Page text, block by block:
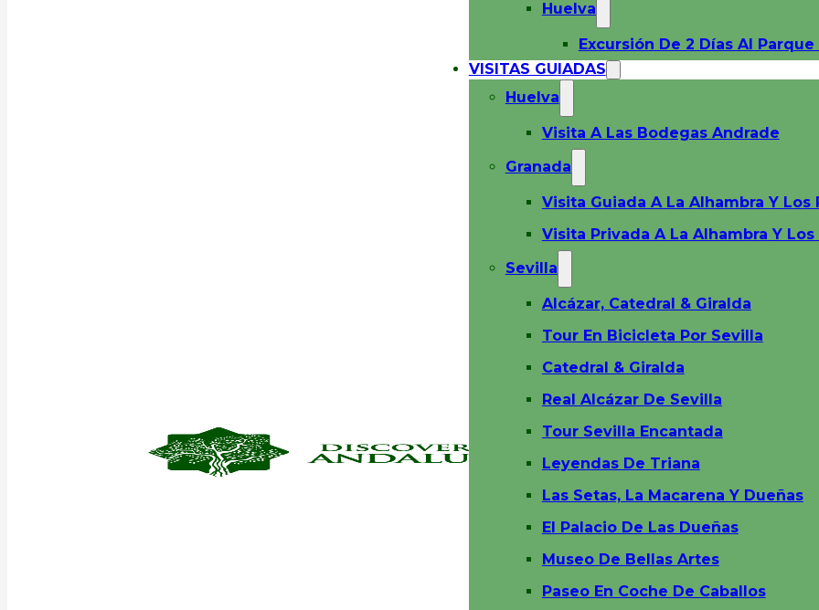
Huelva
Excursión De 2 Días Al
VISITAS GUIADAS
Huelva
Visita A Las Bodegas Andrade
Granada
Visita Guiada A La Alhambra Y Los
Visita Privada A La Alhambra Y
Sevilla
Alcázar, Catedral & Giralda
Tour En Bicicleta Por Sevilla
Catedral & Giralda
Real Alcázar De Sevilla
Tour Sevilla Encantada
Leyendas De Triana
Las Setas, La Macarena Y Dueñas
El Palacio De Las Dueñas
Museo De Bellas Artes
Paseo En Coche De Caballos